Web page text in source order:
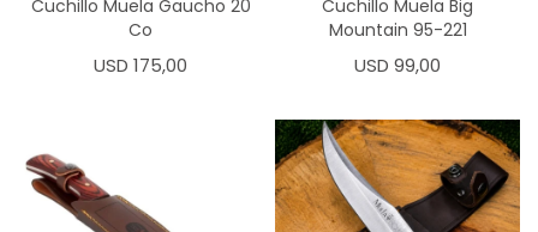
Cuchillo Muela Gaucho 20
Co
USD 175,00
Cuchillo Muela Big
Mountain 95-221
USD 99,00